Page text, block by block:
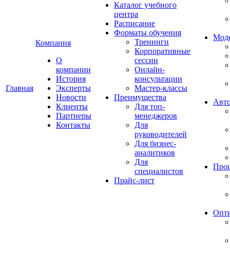
Главная
Компания
О
компании
История
Эксперты
Новости
Клиенты
Партнеры
Контакты
Каталог учебного
центра
Расписание
Форматы обучения
Тренинги
Корпоративные
сессии
Онлайн-
консультации
Мастер-классы
Преимущества
Для топ-
менеджеров
Для
руководителей
Для бизнес-
аналитиков
Для
специалистов
Прайс-лист